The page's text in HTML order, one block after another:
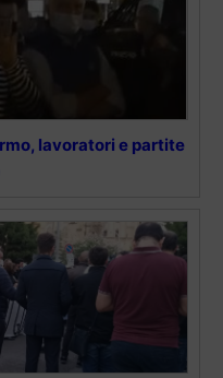
lavoratori e partite